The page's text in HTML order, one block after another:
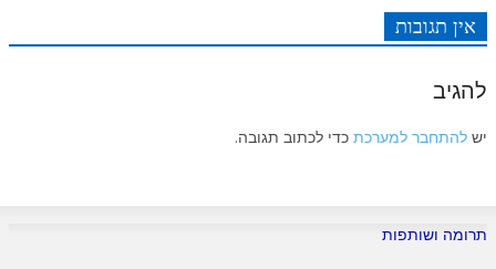
דף היומי בזוהר הקדוש
אין תגובות
להגיב
יש להתחבר למערכת כדי לכתוב תגובה.
תרומה ושותפות